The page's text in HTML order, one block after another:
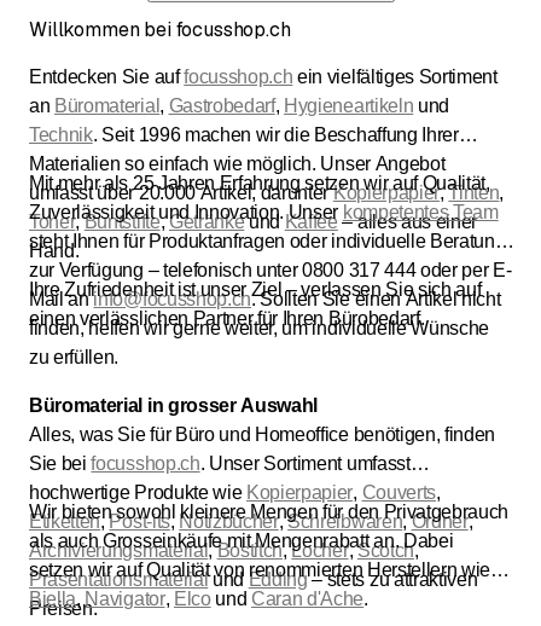
Willkommen bei focusshop.ch
Entdecken Sie auffocusshop.ch ein vielfältiges Sortiment
an Büromaterial , Gastrobedarf, Hygieneartikeln und
Technik. Seit 1996 machen wir die Beschaffung Ihrer
Materialien so einfach wie möglich. Unser Angebot
umfasst über 20.000 Artikel, darunterKopierpapier,Tinten,
Toner,Buntstifte,Getränkeund Kaffee – alles aus einer
Hand.
Mit mehr als 25 Jahren Erfahrung setzen wir auf Qualität,
Zuverlässigkeit und Innovation. Unser kompetentes Team
steht Ihnen für Produktanfragen oder individuelle Beratung
zur Verfügung – telefonisch unter 0800 317 444 oder per E-
Mail aninfo@focusshop.ch. Sollten Sie einen Artikel nicht
finden, helfen wir gerne weiter, um individuelle Wünsche
zu erfüllen.
Ihre Zufriedenheit ist unser Ziel – verlassen Sie sich auf
einen verlässlichen Partner für Ihren Bürobedarf.
Büromaterial in grosser Auswahl
Alles, was Sie für Büro und Homeoffice benötigen, finden
Sie beifocusshop.ch. Unser Sortiment umfasst
hochwertige Produkte wie Kopierpapier, Couverts,
Etiketten,Post-its, Notizbücher,Schreibwaren,Ordner,
Archivierungsmaterial,Bostitch,Locher,Scotch,
Präsentationsmaterialund Edding– stets zu attraktiven
Preisen.
Wir bieten sowohl kleinere Mengen für den Privatgebrauch
als auch Grosseinkäufe mit Mengenrabatt an. Dabei
setzen wir auf Qualität von renommierten Herstellern wie
Biella, Navigator, Elcound Caran d'Ache.